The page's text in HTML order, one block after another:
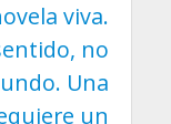
viva.
no
Una
un